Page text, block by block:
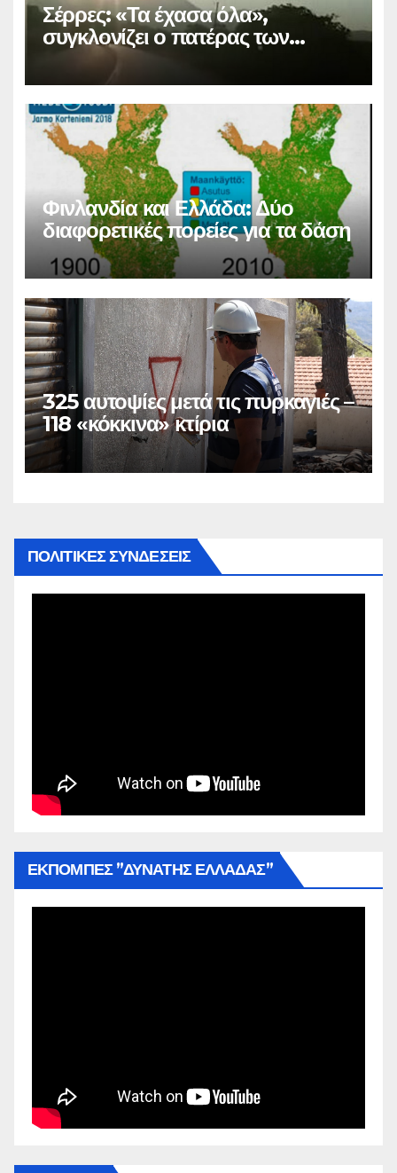
Σέρρες: «Τα έχασα όλα»,
συγκλονίζει ο πατέρας των
θυμάτων
Φινλανδία και Ελλάδα: Δύο
διαφορετικές πορείες για τα δάση
325 αυτοψίες μετά τις πυρκαγιές –
118 «κόκκινα» κτίρια
ΠΟΛΙΤΙΚΕΣ ΣΥΝΔΕΣΕΙΣ
ΕΚΠΟΜΠΕΣ ”ΔΥΝΑΤΗΣ ΕΛΛΑΔΑΣ”